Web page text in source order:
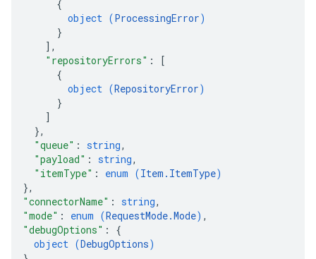
{
object (ProcessingError)
}
] ,
"repositoryErrors" :
[
{
object (RepositoryError)
}
]
},
"queue" : string,
"payload" : string,
"itemType" : enum (Item.ItemType)
},
"connectorName" : string,
"mode" : enum (RequestMode.Mode) ,
"debugOptions" : {
object (DebugOptions)